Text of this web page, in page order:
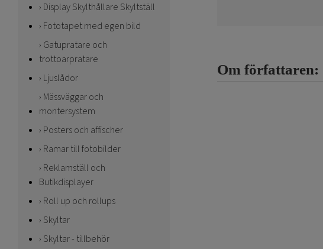
Om författaren:
Display Skylthållare Skyltställ
Fototapet med egen bild
Gatupratare och
trottoarpratare
Ljuslådor
Mässväggar och
montersystem
Posters och affischer
Ramar till fotobilder
Reklamställ och
Butikdisplayer
Roll up och rollups
Skyltar
Skyltar - tillbehör